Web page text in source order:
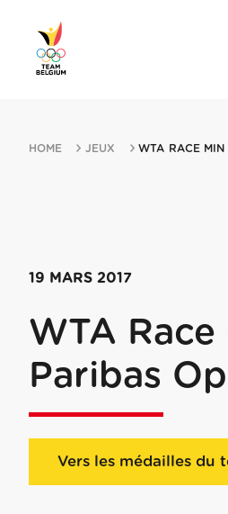
HOME JEUX
19 MARS 2017
WTA Race
Paribas
Vers les médailles du